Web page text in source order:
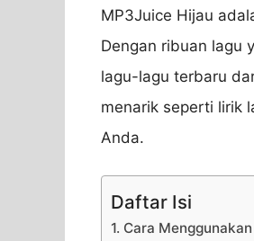
MP3Juice Hijau
Dengan ribuan lagu
lagu-lagu terbaru
menarik seperti lirik
Anda.
Daftar Isi
1. Cara